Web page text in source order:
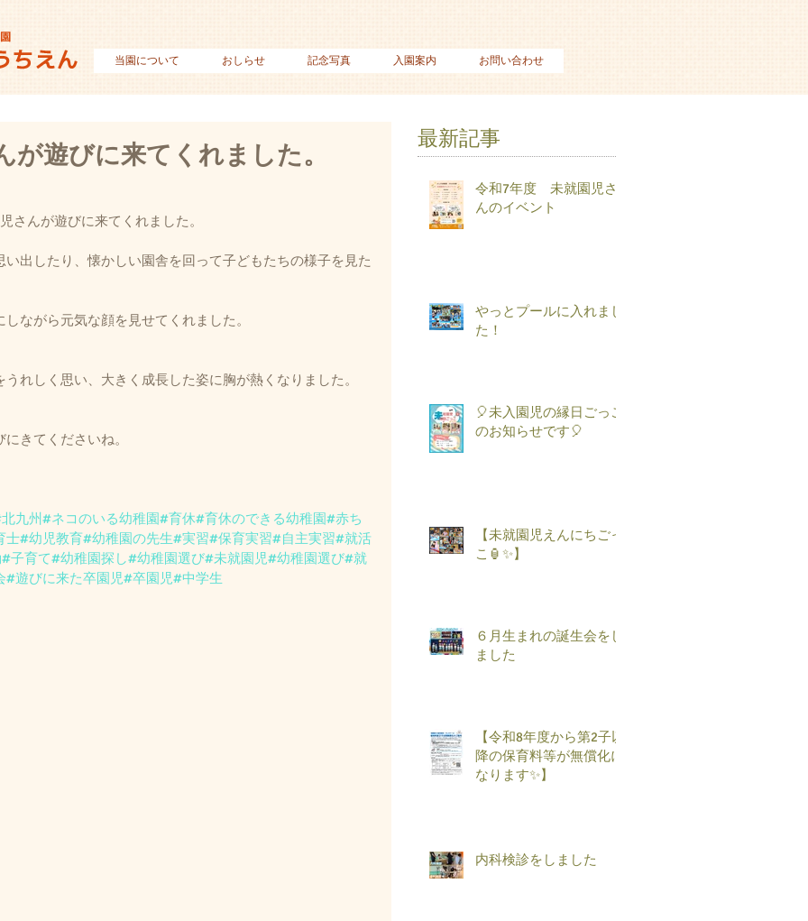
当園について おしらせ 記念写真 入園案内 お問い合わせ
が遊びに来てくれました。
さんが遊びに来てくれました。
出したり、懐かしい園舎を回って子どもたちの様子を見た
ながら元気な顔を見せてくれました。
れしく思い、大きく成長した姿に胸が熱くなりました。
きてくださいね。
九州#ネコのいる幼稚園#育休#育休のできる幼稚園#赤ち
士#幼児教育#幼稚園の先生#実習#保育実習#自主実習#就活
#子育て#幼稚園探し#幼稚園選び#未就園児#幼稚園選び#就
#遊びに来た卒園児#卒園児#中学生
最新記事
令和7年度 未就園児さ
んのイベント
やっとプールに入れまし
た！
🎈未入園児の縁日ごっこ
のお知らせです🎈
【未就園児えんにちごっ
こ🏮✨】
６月生まれの誕生会をし
ました
【令和8年度から第2子以
降の保育料等が無償化に
なります✨】
内科検診をしました